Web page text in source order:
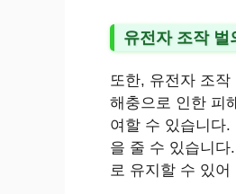
유전자 조작 벌
또한, 유전자 조
해충으로 인한 피
여할 수 있습니다
을 줄 수 있습니
로 유지할 수 있